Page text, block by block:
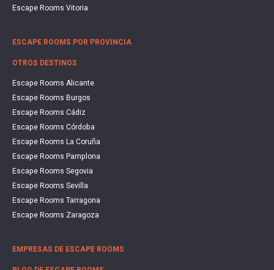
Escape Rooms Vitoria
ESCAPE ROOMS POR PROVINCIA
OTROS DESTINOS
Escape Rooms Alicante
Escape Rooms Burgos
Escape Rooms Cádiz
Escape Rooms Córdoba
Escape Rooms La Coruña
Escape Rooms Pamplona
Escape Rooms Segovia
Escape Rooms Sevilla
Escape Rooms Tarragona
Escape Rooms Zaragoza
EMPRESAS DE ESCAPE ROOMS